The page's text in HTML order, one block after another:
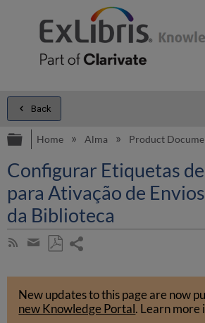
Back
Expand/collapse global
Home Alma Product
Configurar Etiquetas
para Ativação de
da Biblioteca
Subscribe
RSS
Share
by
email
as
PDF
New updates to this page are now
new Knowledge Portal. Learn more